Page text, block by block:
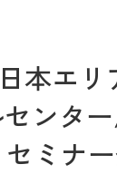
本エ
ンタ
ミナ